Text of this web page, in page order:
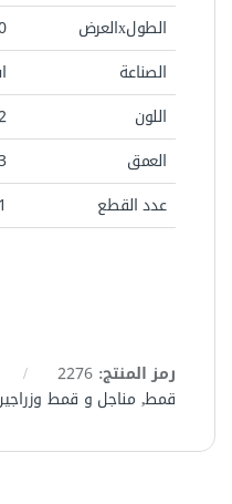
الطولxالعرض
الصناعة
اللون
العمق
عدد القطع
1
رمز المنتج:2276
قمط, مناجل و قمط